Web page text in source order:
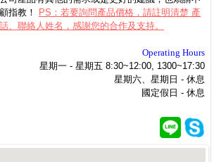
指教！ PS：若要詢問產品價格，請註明清楚 產
、聯絡人姓名，感謝您的合作及支持。
Operating Hours
星期一 - 星期五 8:30~12:00, 1300~17:30
星期六、星期日 - 休息
國定假日 - 休息